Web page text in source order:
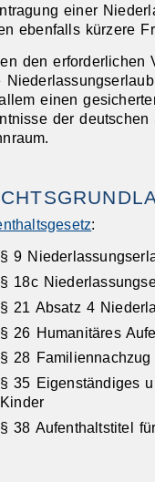
einer
ebenfalls kürzere
den erforderlichen
einen
der
:
§ 9
§ 18c
§ 21 Absatz 4
§ 26 Humanitäres
§ 28
§ 35 Eigenständiges
Kinder
§ 38 Aufenthaltstitel